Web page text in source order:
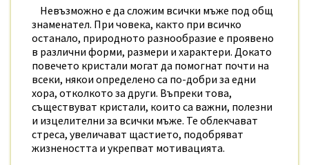
Невъзможно е да сложим всички мъже под общ
знаменател. При човека, както при всичко
останало, природното разнообразие е проявено
в различни форми, размери и характери. Докато
повечето кристали могат да помогнат почти на
всеки, някои определено са по-добри за едни
хора, отколкото за други. Въпреки това,
съществуват кристали, които са важни, полезни
и изцелителни за всички мъже. Те облекчават
стреса, увеличават щастието, подобряват
жизнеността и укрепват мотивацията.